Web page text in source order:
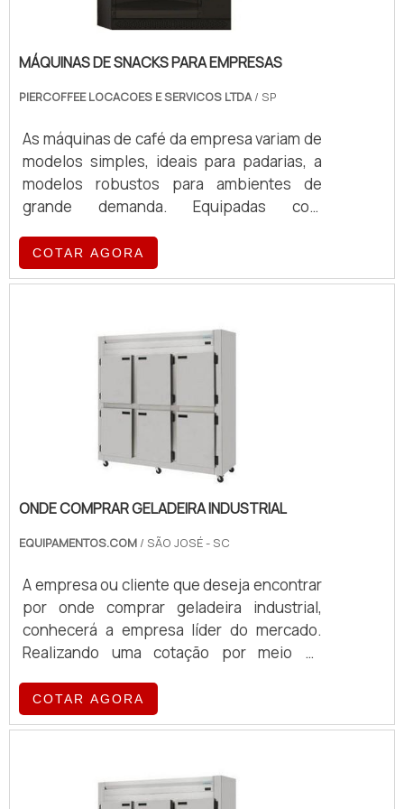
MÁQUINAS DE SNACKS PARA EMPRESAS
PIERCOFFEE LOCACOES E SERVICOS LTDA/ SP
As máquinas de café da empresa variam de
modelos simples, ideais para padarias, a
modelos robustos para ambientes de
grande demanda. Equipadas com
oferecem eficiência e qualidade no
preparo de café, atendendo a diferentes
COTAR AGORA
ONDE COMPRAR GELADEIRA INDUSTRIAL
EQUIPAMENTOS.COM / SÃO JOSÉ - SC
A empresa ou cliente que deseja encontrar
por onde comprar geladeira industrial,
conhecerá a empresa líder do mercado.
Realizando uma cotação por meio da
qualidade. ALGUNS DETALHES SOBRE
ONDE COMPRAR GELADEIRA INDUSTRIAL
Equipamentos.com. A empresa atua com
COTAR AGORA